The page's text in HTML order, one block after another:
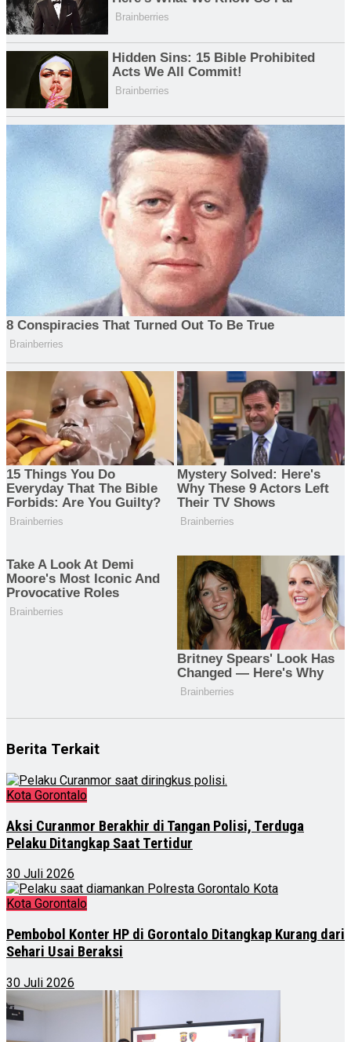
Berita Terkait
Kota Gorontalo
Aksi Curanmor Berakhir di Tangan Polisi, Terduga
Pelaku Ditangkap Saat Tertidur
30 Juli 2026
Kota Gorontalo
Pembobol Konter HP di Gorontalo Ditangkap Kurang dari
Sehari Usai Beraksi
30 Juli 2026